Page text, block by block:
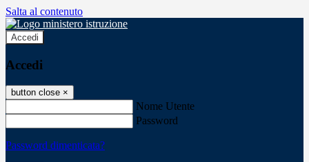
Salta al contenuto
Accedi
Accedi
button close ×
Nome Utente
Password
Password dimenticata?